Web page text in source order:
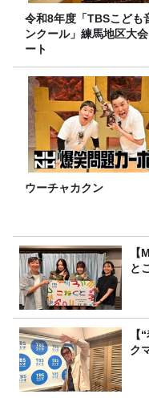
令和8年度「TBSこども
ンクール」練馬地区大
ート
ウーチャカクン
と
ク